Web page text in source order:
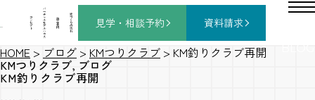
コ
ン
セ
プ
ト
バ
ー
チ
ャ
ル
モ
デ
ル
ハ
ウ
ス
施
工
事
例
家
づ
く
り
の
流
れ
見学・相談予約 資料請求
HOME > ブログ > KMつりクラブ > KM釣りクラブ再開
KMつりクラブ, ブログ
KM釣りクラブ再開